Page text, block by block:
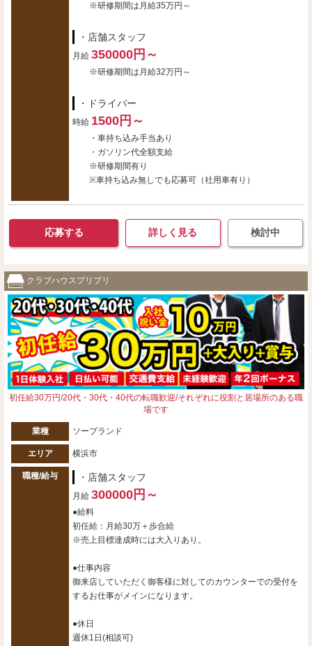
※研修期間は月給35万円～
・店舗スタッフ
月給 350000円～
※研修期間は月給32万円～
・ドライバー
時給 1500円～
・車持ち込み手当あり
・ガソリン代全額支給
※研修期間有り
※車持ち込み無しでも応募可（社用車有り）
応募する 詳しく見る 検討中
クラブハウスプリプリ
初任給30万円/20代・30代・40代の転職歓迎/それぞれに役割と居場所のある職
場です
業種 ソープランド
エリア 横浜市
職種/給与 ・店舗スタッフ
月給 300000円～
●給料
初任給：月給30万＋歩合給
※売上目標達成時には大入りあり。
●仕事内容
御来店していただく御客様に対してのカウンターでの受付を
するお仕事がメインになります。
●休日
週休1日(相談可)